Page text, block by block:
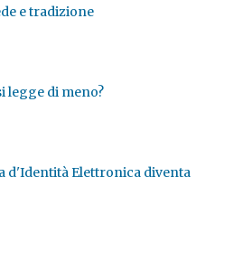
e tradizione
legge di meno?
d'Identità Elettronica diventa